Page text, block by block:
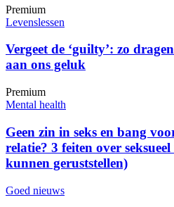
Premium
Levenslessen
Vergeet de ‘guilty’: zo
aan ons geluk
Premium
Mental health
Geen zin in seks en bang
relatie? 3 feiten over
kunnen geruststellen)
Goed nieuws